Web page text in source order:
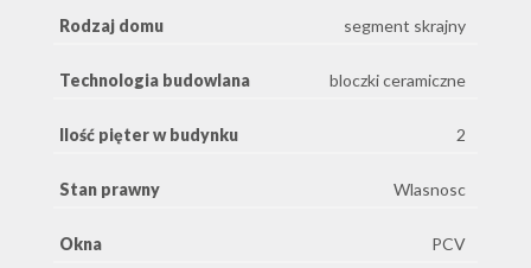
Rodzaj domu segment skrajny
Technologia budowlana bloczki ceramiczne
Ilość pięter w budynku 2
Stan prawny Wlasnosc
Okna PCV